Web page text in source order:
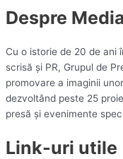
Despre
Cu o istorie de 20 de ani
scrisă și PR, Grupul de
promovare a imaginii
dezvoltând peste 25
presă și evenimente
Link-uri utile